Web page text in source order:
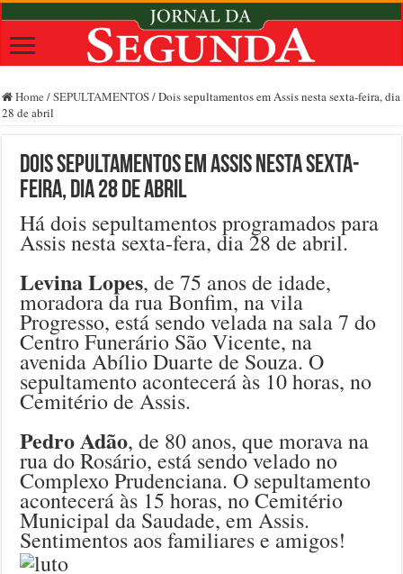
Home /SEPULTAMENTOS/Dois sepultamentos em Assis nesta sexta-feira, dia
28 de abril
Dois sepultamentos em Assis nesta sexta-
feira, dia 28 de abril
Há dois sepultamentos programados para
Assis nesta sexta-fera, dia 28 de abril.
Levina Lopes, de 75 anos de idade,
moradora da rua Bonfim, na vila
Progresso, está sendo velada na sala 7 do
Centro Funerário São Vicente, na
avenida Abílio Duarte de Souza. O
sepultamento acontecerá às 10 horas, no
Cemitério de Assis.
Pedro Adão, de 80 anos, que morava na
rua do Rosário, está sendo velado no
Complexo Prudenciana. O sepultamento
acontecerá às 15 horas, no Cemitério
Municipal da Saudade, em Assis.
Sentimentos aos familiares e amigos!